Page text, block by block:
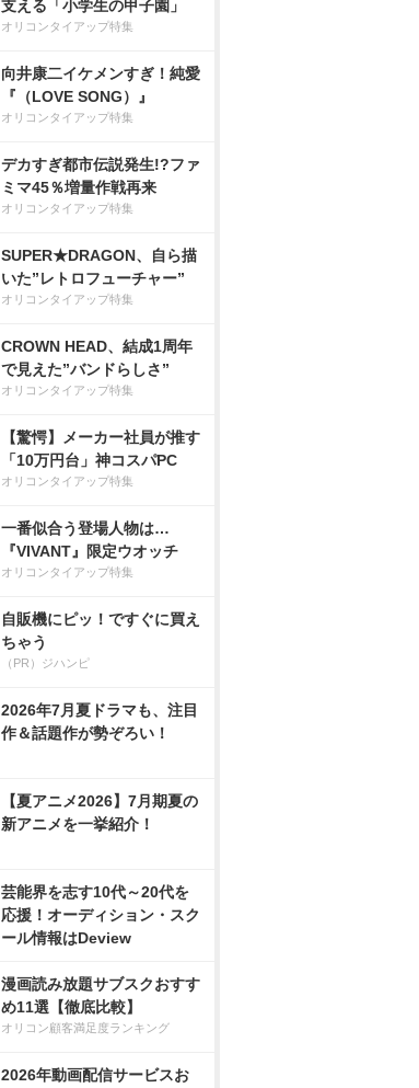
支える「小学生の甲子園」
オリコンタイアップ特集
向井康二イケメンすぎ！純愛
『（LOVE SONG）』
オリコンタイアップ特集
デカすぎ都市伝説発生!?ファ
ミマ45％増量作戦再来
オリコンタイアップ特集
SUPER★DRAGON、自ら描
いた”レトロフューチャー”
オリコンタイアップ特集
CROWN HEAD、結成1周年
で見えた”バンドらしさ”
オリコンタイアップ特集
【驚愕】メーカー社員が推す
「10万円台」神コスパPC
オリコンタイアップ特集
一番似合う登場人物は…
『VIVANT』限定ウオッチ
オリコンタイアップ特集
自販機にピッ！ですぐに買え
ちゃう
（PR）ジハンピ
2026年7月夏ドラマも、注目
作＆話題作が勢ぞろい！
【夏アニメ2026】7月期夏の
新アニメを一挙紹介！
芸能界を志す10代～20代を
応援！オーディション・スク
ール情報はDeview
漫画読み放題サブスクおすす
め11選【徹底比較】
オリコン顧客満足度ランキング
2026年動画配信サービスお